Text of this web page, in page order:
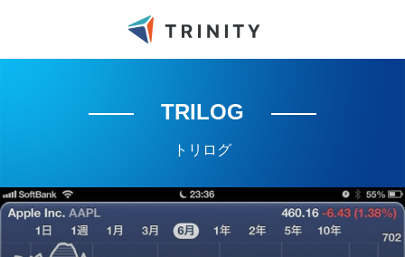
TRILOG
トリログ